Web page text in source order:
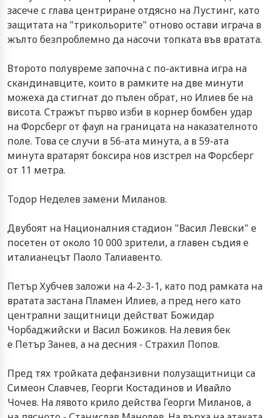
засече с глава центриране отдясно на Лустинг, като
защитата на "трикольорите" отново остави играча в
жълто безпроблемно да насочи топката във вратата.
Второто полувреме започна с по-активна игра на
скандинавците, които в рамките на две минути
можеха да стигнат до пълен обрат, но Илиев бе на
висота. Стражът първо изби в корнер бомбен удар
на Форсберг от фаул на границата на наказателното
поле. Това се случи в 56-ата минута, а в 59-ата
минута вратарят боксира нов изстрел на Форсберг
от 11 метра.
Тодор Неделев замени Миланов.
Двубоят на Националния стадион "Васил Левски" е
посетен от около 10 000 зрители, а главен съдия е
италианецът Паоло Талиавенто.
Петър Хубчев заложи на 4-2-3-1, като под рамката на
вратата застана Пламен Илиев, а пред него като
централни защитници действат Божидар
Чорбаджийски и Васил Божиков. На левия бек
е Петър Занев, а на десния - Страхил Попов.
Пред тях тройката дефанзивни полузащитници са
Симеон Славчев, Георги Костадинов и Ивайло
Чочев. На лявото крило действа Георги Миланов, а